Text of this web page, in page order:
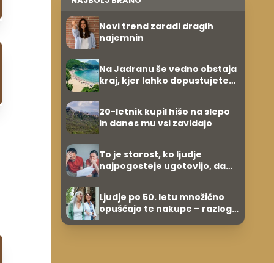
Novi trend zaradi dragih
najemnin
Na Jadranu še vedno obstaja
kraj, kjer lahko dopustujete
20-letnik kupil hišo na slepo
in danes mu vsi zavidajo
To je starost, ko ljudje
najpogosteje ugotovijo, da
Ljudje po 50. letu množično
opuščajo te nakupe – razlog